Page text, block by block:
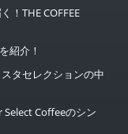
！THE COFFEE
紹介！
タセレクションの中
Coffeeのシン